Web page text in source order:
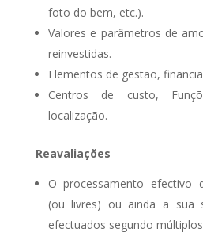
foto do bem, etc.).
Valores e parâmetros de
reinvestidas.
Elementos de gestão,
Centros de custo,
localização.
Reavaliações
O processamento efectivo
(ou livres) ou ainda a sua
efectuados segundo